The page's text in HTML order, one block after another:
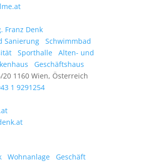
Franz Denk
Sanierung
Schwimmbad
Sporthalle
Alten- und
Geschäftshaus
20 1160 Wien, Österreich
1 9291254
Wohnanlage
Geschäft